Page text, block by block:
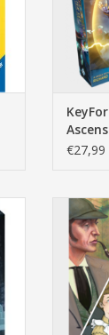
Starter
€27,99